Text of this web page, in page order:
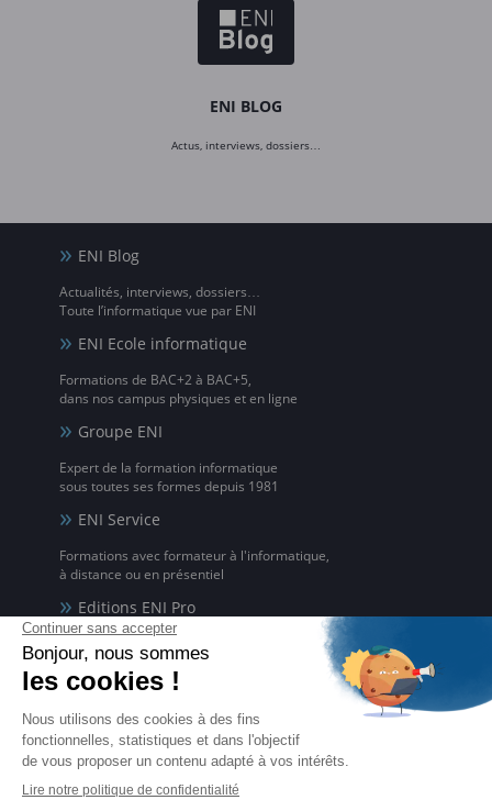
ENI BLOG
Actus, interviews, dossiers…
ENI Blog
Actualités, interviews, dossiers…
Toute l’informatique vue par ENI
ENI Ecole informatique
Formations de BAC+2 à BAC+5,
dans nos campus physiques et en ligne
Groupe ENI
Expert de la formation informatique
sous toutes ses formes depuis 1981
ENI Service
Formations avec formateur à l'informatique,
à distance ou en présentiel
Editions ENI Pro
pour les organismes de formation
ENI elearning
La solution de formation à l'informatique en ligne,
disponible en 5 langues
Certifications ENI